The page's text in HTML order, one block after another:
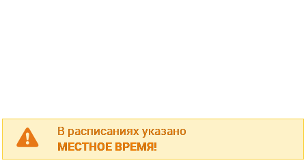
В расписаниях указано
МЕСТНОЕ ВРЕМЯ!